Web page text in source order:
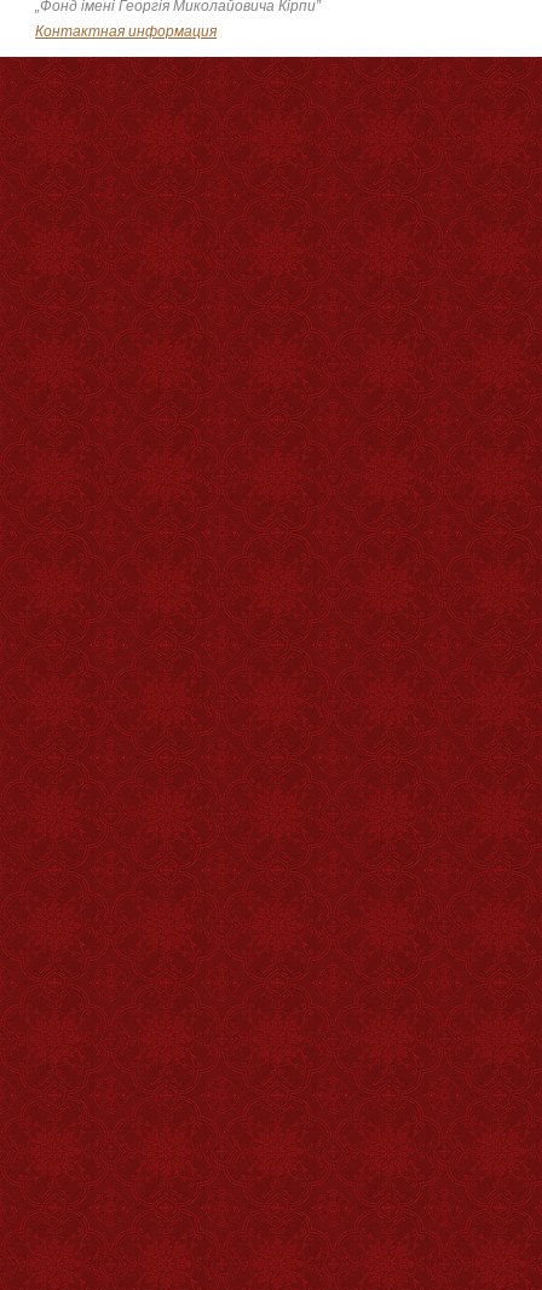
„Фонд імені Георгія Миколайовича Кірпи”
Контактная информация